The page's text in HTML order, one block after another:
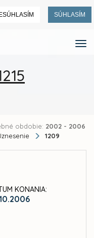
SÚHLASÍM
obdobie: 2002 - 2006
1209
KONANIA: